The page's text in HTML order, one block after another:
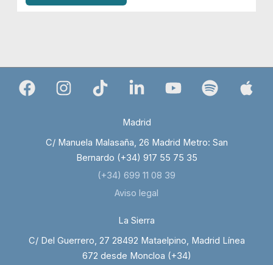
Madrid
C/ Manuela Malasaña, 26 Madrid Metro: San
Bernardo (+34) 917 55 75 35
(+34) 699 11 08 39
Aviso legal
La Sierra
C/ Del Guerrero, 27 28492 Mataelpino, Madrid Línea
672 desde Moncloa (+34)